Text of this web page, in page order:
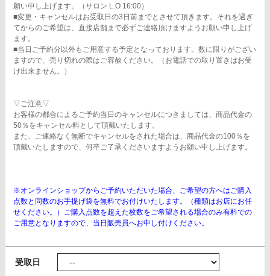
願い申し上げます。（サロン L.O 16:00）
■変更・キャンセルはお受取日の3日前までとさせて頂きます。それを過ぎ
てからのご希望は、直接店舗まで必ずご連絡頂けますようお願い申し上げ
ます。
■当日ご予約分以外もご用意する予定となっております。数に限りがござい
ますので、売り切れの際はご容赦ください。（お電話での取り置きはお受
け出来ません。）
▽ご注意▽
お客様の都合によるご予約当日のキャンセルにつきましては、商品代金の
50％をキャンセル料として頂戴いたします。
また、ご連絡なく無断でキャンセルをされた場合は、商品代金の100％を
頂戴いたしますので、何卒ご了承くださいますようお願い申し上げます。
※オンラインショップからご予約いただいた場合、ご希望の方へはご購入
点数と同数のお手提げ袋を無料でお付けいたします。（種類はお店にお任
せください。）ご購入点数を超えた枚数をご希望される場合のみ有料での
ご用意となりますので、当日販売員へお申し付けください。
受取日